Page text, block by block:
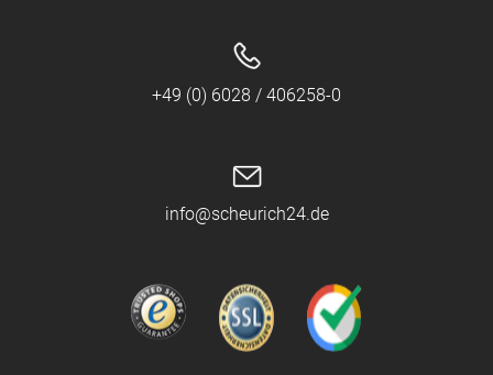
+49 (0) 6028 / 406258-0
info@scheurich24.de